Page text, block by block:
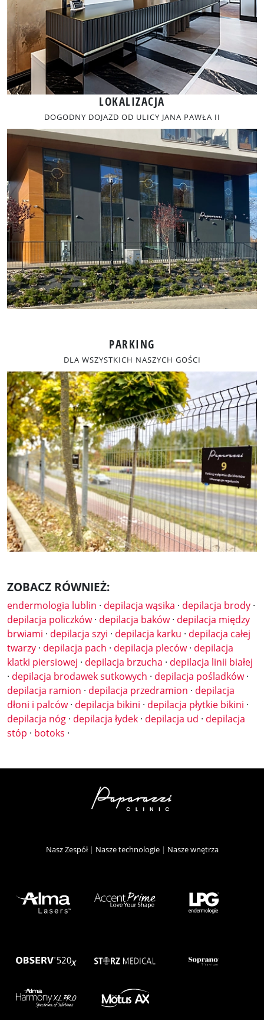
LOKALIZACJA
DOGODNY DOJAZD OD ULICY JANA PAWŁA II
PARKING
DLA WSZYSTKICH NASZYCH GOŚCI
ZOBACZ RÓWNIEŻ:
endermologia lublin · depilacja wąsika · depilacja brody ·
depilacja policzków· depilacja baków· depilacja między
brwiami · depilacja szyi · depilacja karku · depilacja całej
twarzy · depilacja pach · depilacja pleców· depilacja
klatki piersiowej · depilacja brzucha · depilacja linii białej
· depilacja brodawek sutkowych · depilacja pośladków·
depilacja ramion · depilacja przedramion · depilacja
dłoni i palców· depilacja bikini · depilacja płytkie bikini ·
depilacja nóg · depilacja łydek · depilacja ud · depilacja
stóp · botoks ·
Nasz Zespół| Nasze technologie| Nasze wnętrza